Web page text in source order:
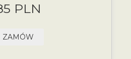
PLN
ZAMÓW